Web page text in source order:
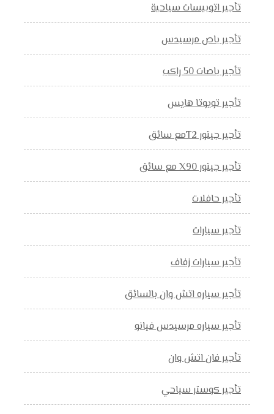
تأجير اتوبيسات سياحية
تأجير باص مرسيدس
تأجير باصات 50 راكب
تأجير تويوتا هايس
تأجير جيتور T2مع سائق
تأجير جيتور X90 مع سائق
تأجير حافلات
تأجير سيارات
تأجير سيارات زفاف
تأجير سياره اتش وان بالسائق
تأجير سياره مرسيدس فيانو
تأجير فان اتش وان
تأجير كوستر سياحي